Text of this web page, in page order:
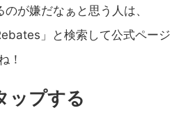
が嫌だなぁと思う人は、
」と検索して公式ページ
！
ップする